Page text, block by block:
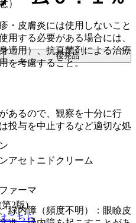
）
皮膚炎には使用しないこと
用する必要がある場合には、
適用）、抗真菌剤による治療
を考慮すること。
あるので、観察を十分に行
投与を中止するなど適切な処
緑内障（頻度不明）：眼瞼皮
後発品
アセトニドクリーム
ァーマ
第2版)
こちら